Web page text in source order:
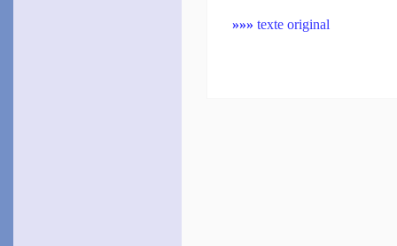
»»» texte original